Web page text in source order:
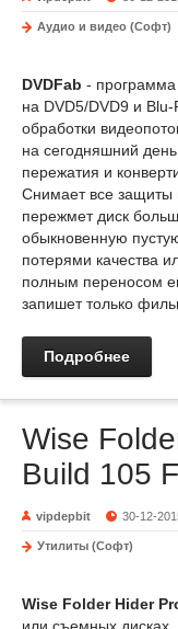
Аудио и видео (Софт)
DVDFab - программа
на DVD5/DVD9 и
обработки
на сегодняшний
пережатия и
Снимает все защиты
пережмет диск
обыкновенную
потерями качества
полным переносом
запишет только
Подробнее
Wise
Build 105
vipdepbit 30-12-
Утилиты (Софт)
Wise Folder Hider